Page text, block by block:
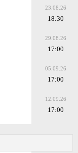
23.08.26
18:30
29.08.26
17:00
05.09.26
17:00
12.09.26
17:00